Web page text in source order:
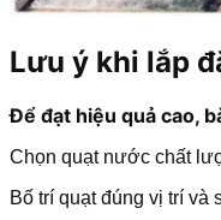
Lưu ý khi lắp
Để đạt hiệu quả cao,
Chọn quạt nước chất
Bố trí quạt đúng vị trí và